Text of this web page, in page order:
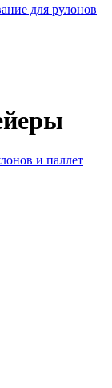
для рулонов
и паллет